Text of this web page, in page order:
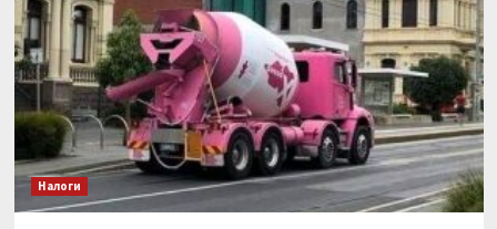
надо
указывать
в
декларации
по
налогу
на
имущество
Налоги